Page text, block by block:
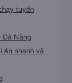
tuyến
Đà Nẵng
An nhanh và